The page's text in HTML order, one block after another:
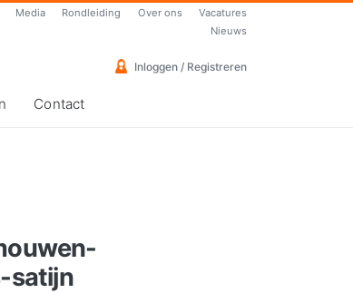
Media Rondleiding Over ons
Vacatures
Nieuws
Inloggen / Registreren
Contact
satijn